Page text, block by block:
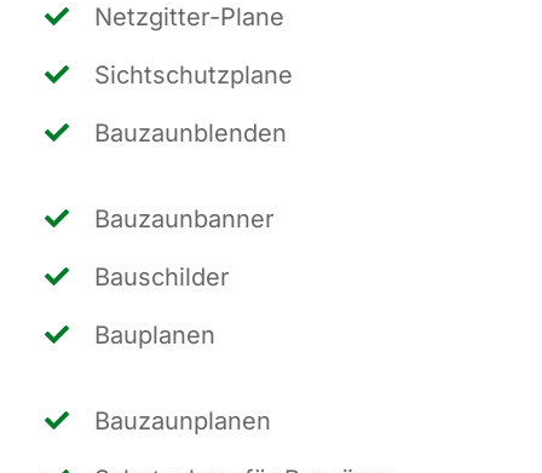
Netz­git­ter-Pla­ne
Sicht­schutz­pla­ne
Bau­zaun­blen­den
Bau­zaun­ban­ner
Bau­schil­der
Bau­pla­nen
Bau­zaun­pla­nen